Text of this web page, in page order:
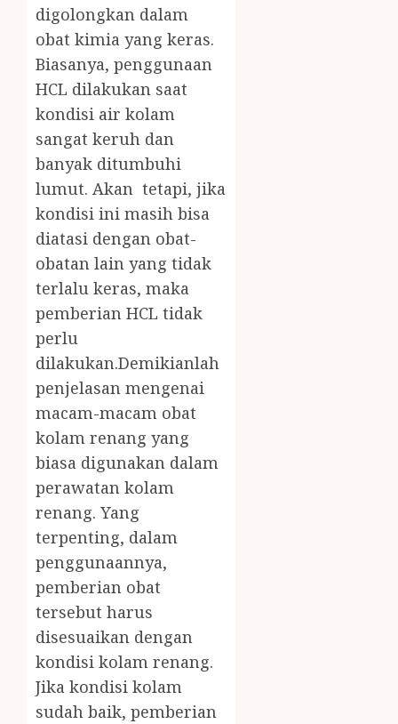
digolongkan dalam
obat kimia yang keras.
Biasanya, penggunaan
HCL dilakukan saat
kondisi air kolam
sangat keruh dan
banyak ditumbuhi
lumut. Akan tetapi, jika
kondisi ini masih bisa
diatasi dengan obat-
obatan lain yang tidak
terlalu keras, maka
pemberian HCL tidak
perlu
dilakukan.Demikianlah
penjelasan mengenai
macam-macam obat
kolam renang yang
biasa digunakan dalam
perawatan kolam
renang. Yang
terpenting, dalam
penggunaannya,
pemberian obat
tersebut harus
disesuaikan dengan
kondisi kolam renang.
Jika kondisi kolam
sudah baik, pemberian